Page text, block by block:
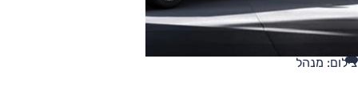
צילום: מנהל